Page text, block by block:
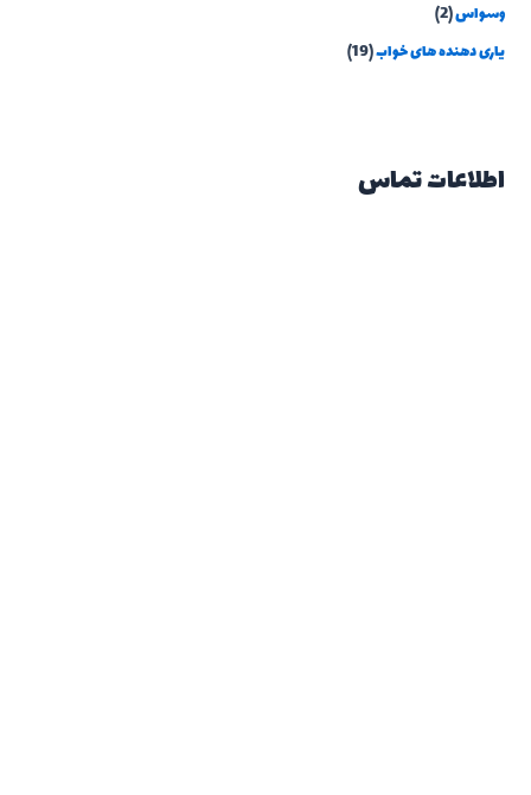
وسواس(2)
یاری دهنده های خواب(19)
اطلاعات تماس